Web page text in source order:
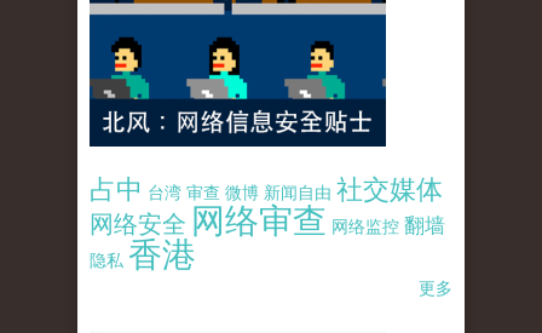
占中 台湾 审查 微博 新闻自由 社交媒体
网络安全 网络审查 网络监控 翻墙
隐私 香港
更多